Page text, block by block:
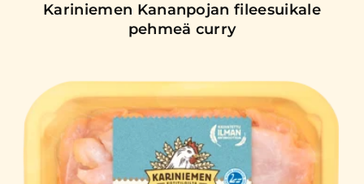
Kariniemen Kananpojan fileesuikale
pehmeä curry